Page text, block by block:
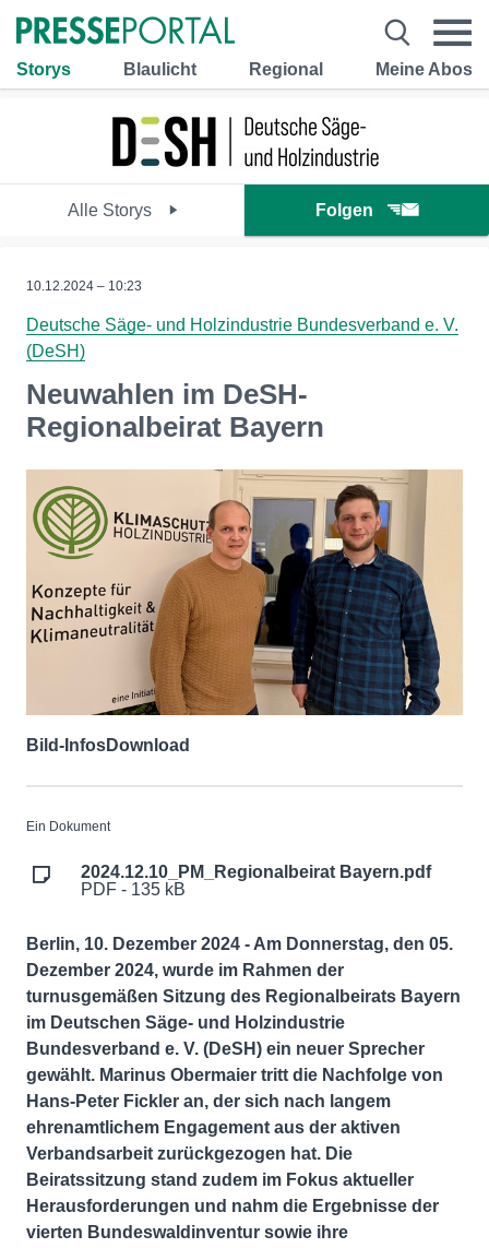
Storys Blaulicht Regional Meine Abos
Alle Storys Folgen
10.12.2024 – 10:23
Deutsche Säge- und Holzindustrie Bundesverband e. V.
(DeSH)
Neuwahlen im DeSH-
Regionalbeirat Bayern
Bild-InfosDownload
Ein Dokument
2024.12.10_PM_Regionalbeirat Bayern.pdf
PDF - 135 kB
Berlin, 10. Dezember 2024 - Am Donnerstag, den 05.
Dezember 2024, wurde im Rahmen der
turnusgemäßen Sitzung des Regionalbeirats Bayern
im Deutschen Säge- und Holzindustrie
Bundesverband e. V. (DeSH) ein neuer Sprecher
gewählt. Marinus Obermaier tritt die Nachfolge von
Hans-Peter Fickler an, der sich nach langem
ehrenamtlichem Engagement aus der aktiven
Verbandsarbeit zurückgezogen hat. Die
Beiratssitzung stand zudem im Fokus aktueller
Herausforderungen und nahm die Ergebnisse der
vierten Bundeswaldinventur sowie ihre